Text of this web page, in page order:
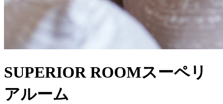
SUPERIOR ROOMスーペリ
アルーム